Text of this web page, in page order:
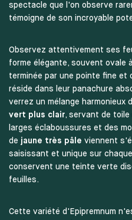
spectacle que l'on observe
témoigne de son incroyable
Observez attentivement ses
forme élégante, souvent ovale
terminée par une pointe fine et
réside dans leur panachure
verrez un mélange harmonieux
vert plus clair, servant de toile
larges éclaboussures et des
de jaune très pâle viennent
saisissant et unique sur
conservent une teinte verte
feuilles.
Cette variété d'Epipremnum